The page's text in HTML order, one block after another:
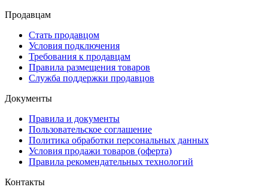
Продавцам
Стать продавцом
Условия подключения
Требования к продавцам
Правила размещения товаров
Служба поддержки продавцов
Документы
Правила и документы
Пользовательское соглашение
Политика обработки персональных данных
Условия продажи товаров (оферта)
Правила рекомендательных технологий
Контакты